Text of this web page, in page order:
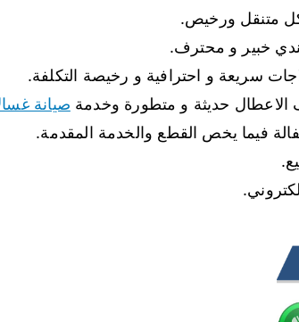
متنقل ورخيص.
خبير و محترف.
سريعة و احترافية و رخيصة التكلفة.
حديثة و متطورة وخدمة صيانة
فيما يخص القطع والخدمة المقدمة.